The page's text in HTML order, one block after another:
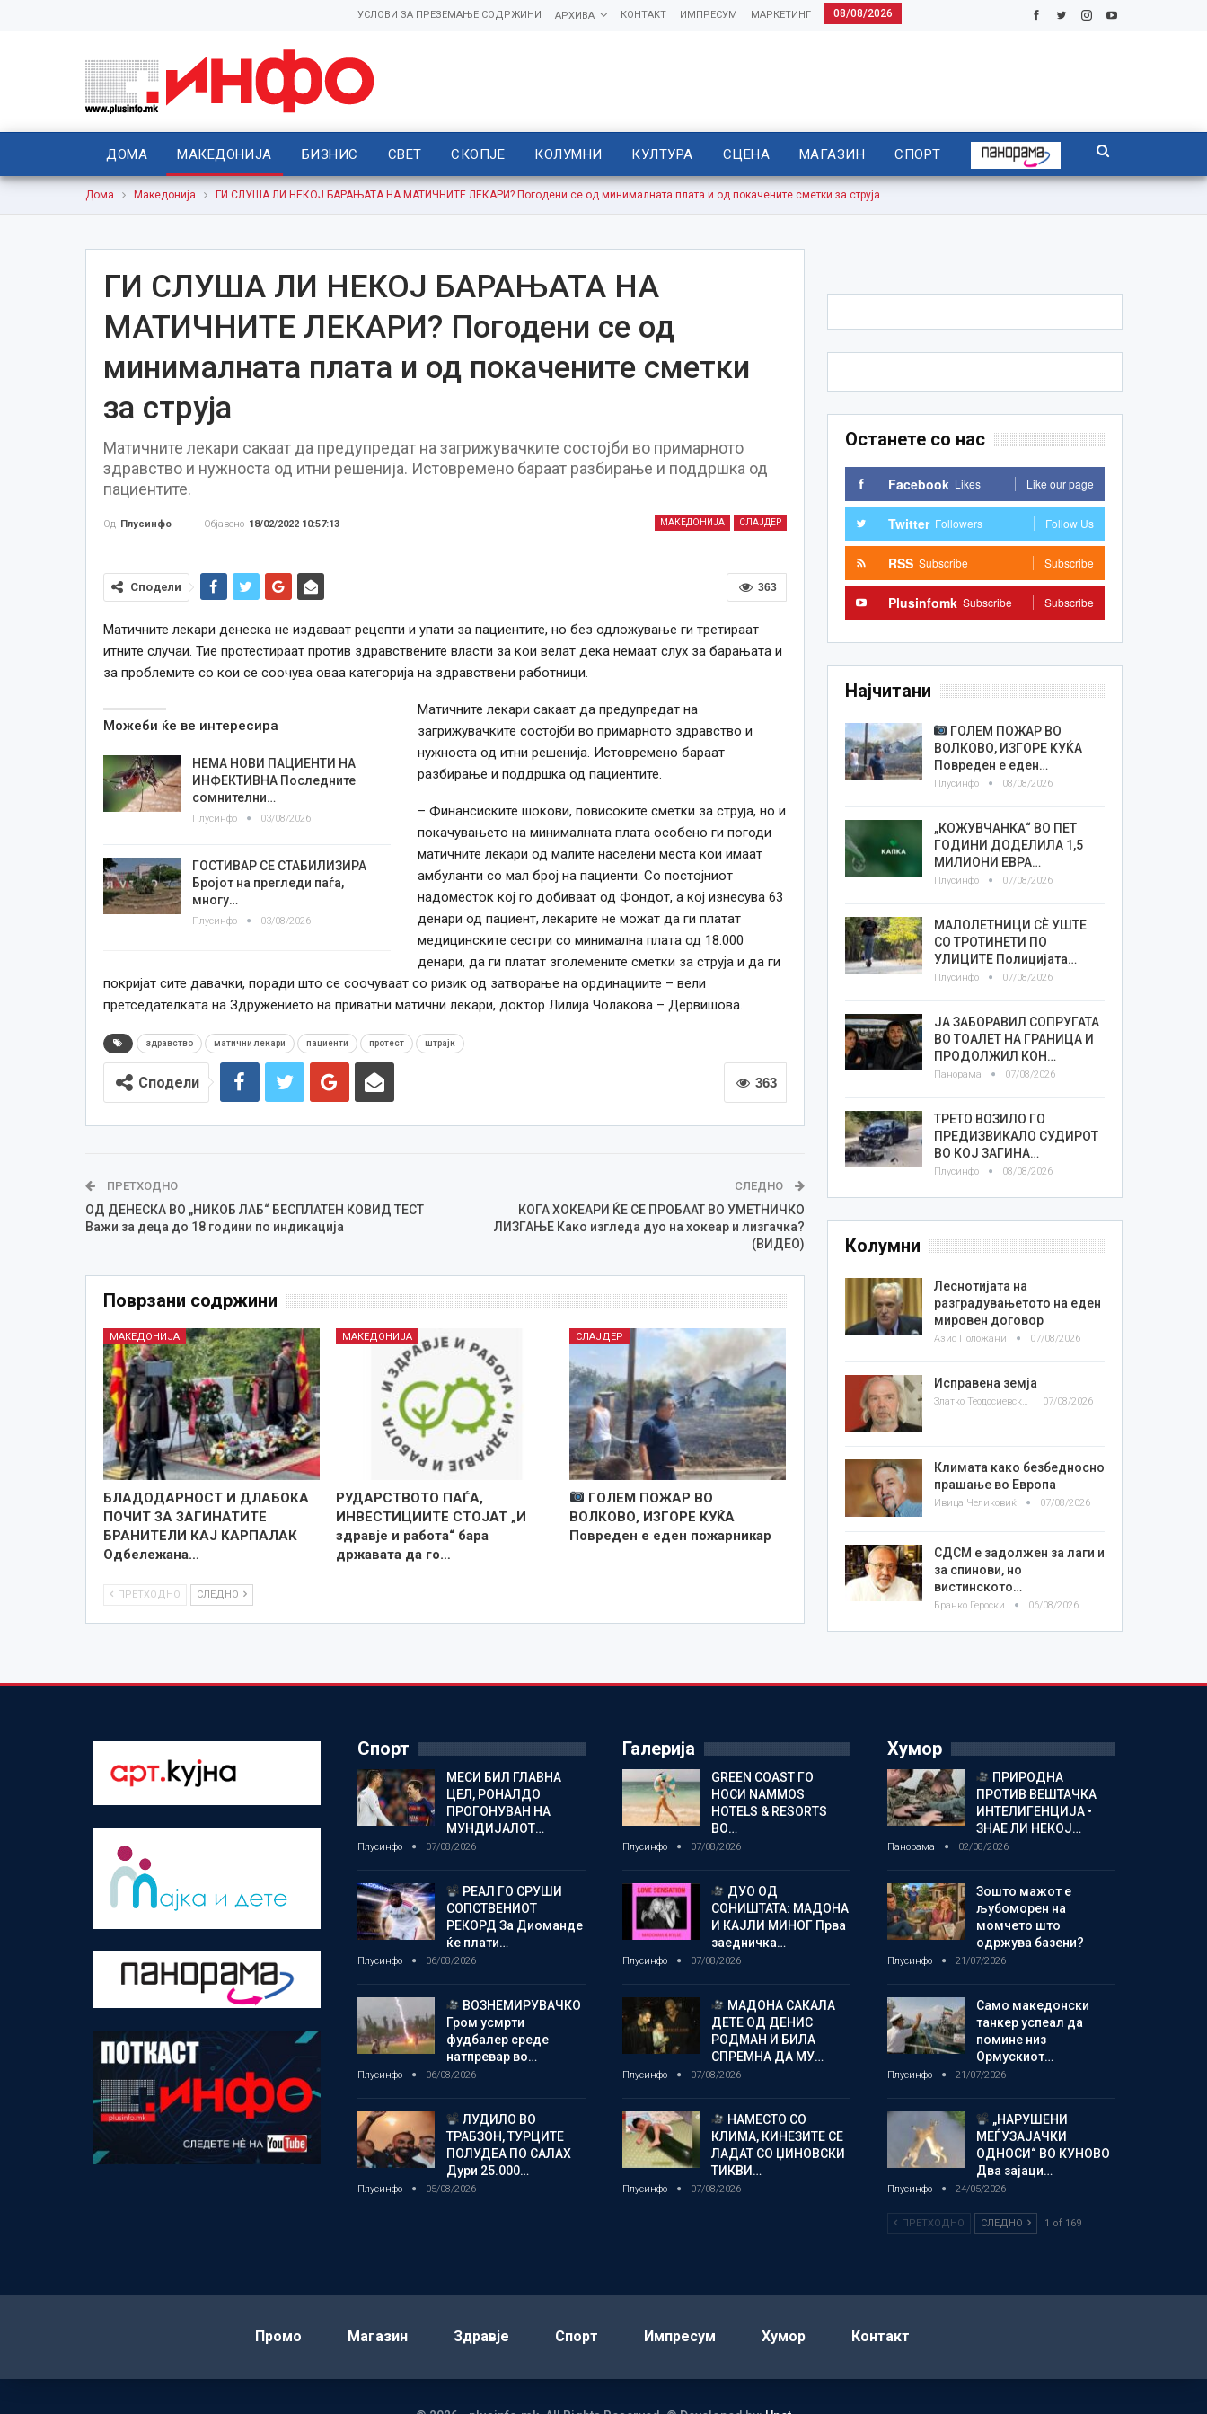
08/08/2026
МАРКЕТИНГ
ИМПРЕСУМ
КОНТАКТ
АРХИВА
УСЛОВИ ЗА ПРЕЗЕМАЊЕ СОДРЖИНИ
ДОМА МАКЕДОНИЈА БИЗНИС СВЕТ СКОПЈЕ КОЛУМНИ КУЛТУРА СЦЕНА МАГАЗИН СПОРТ
Дома Македонија ГИ СЛУША ЛИ НЕКОЈ БАРАЊАТА НА МАТИЧНИТЕ ЛЕКАРИ? Погодени се од минималната плата и од покачените сметки за струја
ГИ СЛУША ЛИ НЕКОЈ БАРАЊАТА НА
МАТИЧНИТЕ ЛЕКАРИ? Погодени се од
минималната плата и од покачените сметки
за струја
Матичните лекари сакаат да предупредат на загрижувачките состојби во примарното
здравство и нужноста од итни решенија. Истовремено бараат разбирање и поддршка од
пациентите.
МАКЕДОНИЈА СЛАЈДЕР
Од Плусинфо Објавено 18/02/2022 10:57:13
363
Сподели
Матичните лекари денеска не издаваат рецепти и упати за пациентите, но без одложување ги третираат
итните случаи. Тие протестираат против здравствените власти за кои велат дека немаат слух за барањата и
за проблемите со кои се соочува оваа категорија на здравствени работници.
Можеби ќе ве интересира
НЕМА НОВИ ПАЦИЕНТИ НА
ИНФЕКТИВНА Последните
сомнителни…
Плусинфо 03/08/2026
ГОСТИВАР СЕ СТАБИЛИЗИРА
Бројот на прегледи паѓа,
многу…
Плусинфо 03/08/2026
Матичните лекари сакаат да предупредат на
загрижувачките состојби во примарното здравство и
нужноста од итни решенија. Истовремено бараат
разбирање и поддршка од пациентите.
– Финансиските шокови, повисоките сметки за струја, но и
покачувањето на минималната плата особено ги погоди
матичните лекари од малите населени места кои имаат
амбуланти со мал број на пациенти. Со постојниот
надоместок кој го добиваат од Фондот, а кој изнесува 63
денари од пациент, лекарите не можат да ги платат
медицинските сестри со минимална плата од 18.000
денари, да ги платат зголемените сметки за струја и да ги
покријат сите давачки, поради што се соочуваат со ризик од затворање на ординациите – вели
претседателката на Здружението на приватни матични лекари, доктор Лилија Чолакова – Дервишова.
здравство матични лекари пациенти протест штрајк
363
Сподели
ПРЕТХОДНО
ОД ДЕНЕСКА ВО „НИКОБ ЛАБ“ БЕСПЛАТЕН КОВИД ТЕСТ
Важи за деца до 18 години по индикација
СЛЕДНО
КОГА ХОКЕАРИ ЌЕ СЕ ПРОБААТ ВО УМЕТНИЧКО
ЛИЗГАЊЕ Како изгледа дуо на хокеар и лизгачка?
(ВИДЕО)
Поврзани содржини
МАКЕДОНИЈА
БЛАДОДАРНОСТ И ДЛАБОКА
ПОЧИТ ЗА ЗАГИНАТИТЕ
БРАНИТЕЛИ КАЈ КАРПАЛАК
Одбележана…
МАКЕДОНИЈА
РУДАРСТВОТО ПАЃА,
ИНВЕСТИЦИИТЕ СТОЈАТ „И
здравје и работа“ бара
државата да го…
СЛАЈДЕР
ГОЛЕМ ПОЖАР ВО
ВОЛКОВО, ИЗГОРЕ КУЌА
Повреден е еден пожарникар
ПРЕТХОДНО СЛЕДНО
Останете со нас
Facebook Likes Like our page
Twitter Followers Follow Us
RSS Subscribe Subscribe
Plusinfomk Subscribe Subscribe
Најчитани
ГОЛЕМ ПОЖАР ВО
ВОЛКОВО, ИЗГОРЕ КУЌА
Повреден е еден…
Плусинфо 08/08/2026
„КОЖУВЧАНКА“ ВО ПЕТ
ГОДИНИ ДОДЕЛИЛА 1,5
МИЛИОНИ ЕВРА…
Плусинфо 07/08/2026
МАЛОЛЕТНИЦИ СÈ УШТЕ
СО ТРОТИНЕТИ ПО
УЛИЦИТЕ Полицијата…
Плусинфо 07/08/2026
ЈА ЗАБОРАВИЛ СОПРУГАТА
ВО ТОАЛЕТ НА ГРАНИЦА И
ПРОДОЛЖИЛ КОН…
Панорама 07/08/2026
ТРЕТО ВОЗИЛО ГО
ПРЕДИЗВИКАЛО СУДИРОТ
ВО КОЈ ЗАГИНА…
Плусинфо 08/08/2026
Колумни
Леснотијата на
разградувањетото на еден
мировен договор
Азис Положани 07/08/2026
Исправена земја
Златко Теодосиевски 07/08/2026
Климата како безбедносно
прашање во Европа
Ивица Челиковиќ 07/08/2026
СДСМ е задолжен за лаги и
за спинови, но
вистинското…
Бранко Героски 06/08/2026
Спорт
МЕСИ БИЛ ГЛАВНА
ЦЕЛ, РОНАЛДО
ПРОГОНУВАН НА
МУНДИЈАЛОТ…
Плусинфо 07/08/2026
РЕАЛ ГО СРУШИ
СОПСТВЕНИОТ
РЕКОРД За Диоманде
ќе плати…
Плусинфо 06/08/2026
ВОЗНЕМИРУВАЧКО
Гром усмрти
фудбалер среде
натпревар во…
Плусинфо 06/08/2026
ЛУДИЛО ВО
ТРАБЗОН, ТУРЦИТЕ
ПОЛУДЕА ПО САЛАХ
Дури 25.000…
Плусинфо 05/08/2026
Галерија
GREEN COAST ГО
НОСИ NAMMOS
HOTELS & RESORTS
ВО…
Плусинфо 07/08/2026
ДУО ОД
СОНИШТАТА: МАДОНА
И КАЈЛИ МИНОГ Прва
заедничка…
Плусинфо 07/08/2026
МАДОНА САКАЛА
ДЕТЕ ОД ДЕНИС
РОДМАН И БИЛА
СПРЕМНА ДА МУ…
Плусинфо 07/08/2026
НАМЕСТО СО
КЛИМА, КИНЕЗИТЕ СЕ
ЛАДАТ СО ЏИНОВСКИ
ТИКВИ…
Плусинфо 07/08/2026
Хумор
ПРИРОДНА
ПРОТИВ ВЕШТАЧКА
ИНТЕЛИГЕНЦИЈА •
ЗНАЕ ЛИ НЕКОЈ…
Панорама 02/08/2026
Зошто мажот е
љубоморен на
момчето што
одржува базени?
Плусинфо 21/07/2026
Само македонски
танкер успеал да
помине низ
Ормускиот…
Плусинфо 21/07/2026
„НАРУШЕНИ
МЕЃУЗАЈАЧКИ
ОДНОСИ“ ВО КУНОВО
Два зајаци…
Плусинфо 24/05/2026
ПРЕТХОДНО СЛЕДНО 1 of 169
Промо Магазин Здравје Спорт Импресум Хумор Контакт